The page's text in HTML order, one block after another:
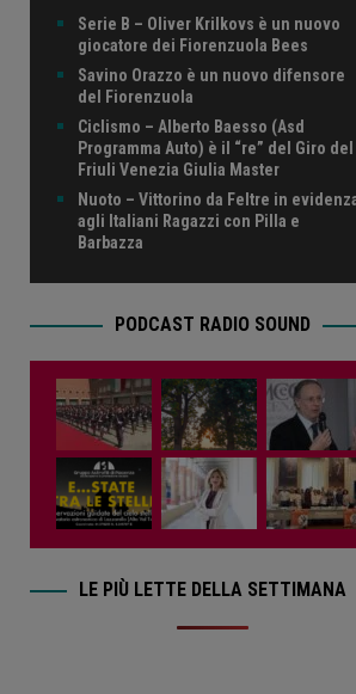
Serie B – Oliver Krilkovs è un nuovo
giocatore dei Fiorenzuola Bees
Savino Orazzo è un nuovo difensore
del Fiorenzuola
Ciclismo – Alberto Baesso (Asd
Programma Auto) è il “re” del Giro del
Friuli Venezia Giulia Master
Nuoto – Vittorino da Feltre in
agli Italiani Ragazzi con Pilla e
Barbazza
PODCAST RADIO SOUND
LE PIÙ LETTE DELLA SETTIMANA